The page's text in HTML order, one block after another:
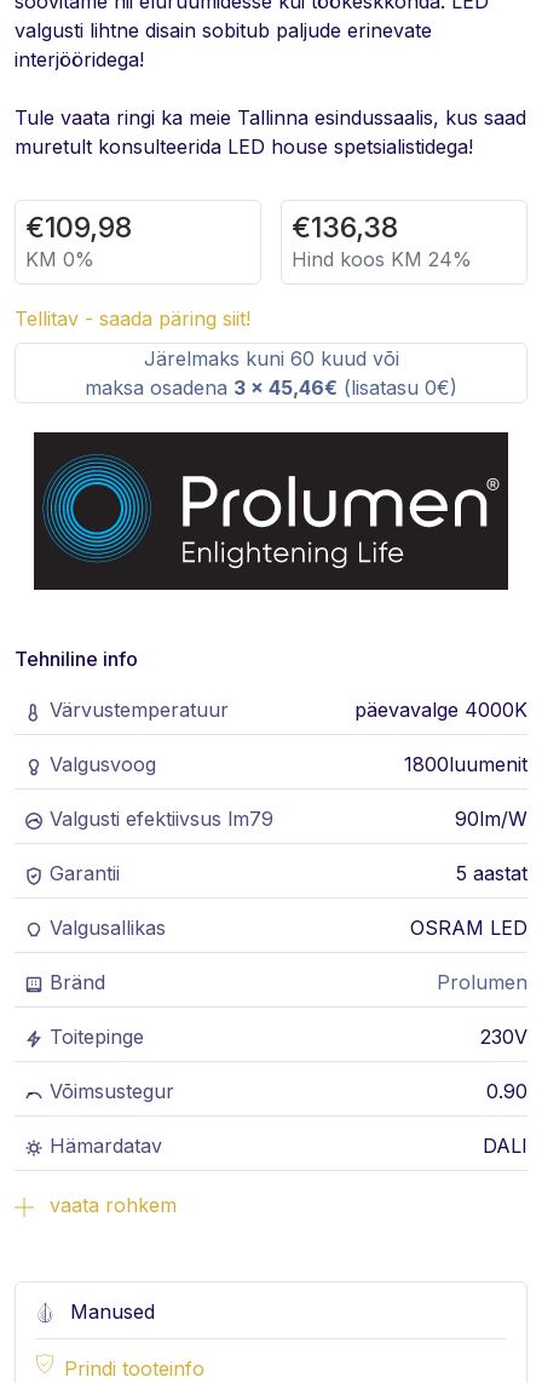
valgusti lihtne disain sobitub paljude erinevate
interjööridega!
Tule vaata ringi ka meie Tallinna esindussaalis, kus saad
muretult konsulteerida LED house spetsialistidega!
€109,98
KM 0%
€136,38
Hind koos KM 24%
Tellitav - saada päring siit!
Järelmaks kuni 60 kuud või
maksa osadena 3 x 45,46€ (lisatasu 0€)
Tehniline info
Värvustemperatuur päevavalge 4000K
Valgusvoog 1800luumenit
Valgusti efektiivsus lm79 90lm/W
Garantii 5 aastat
Valgusallikas OSRAM LED
Bränd Prolumen
Toitepinge 230V
Võimsustegur 0.90
Hämardatav DALI
vaata rohkem
Manused
Prindi tooteinfo